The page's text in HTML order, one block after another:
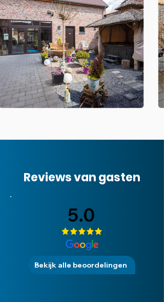
Reviews van gasten
5.0
Bekijk alle beoordelingen